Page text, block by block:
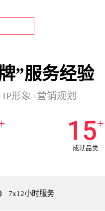
”服务经验
形象+营销规划
15+
成就品类
7x12小时服务